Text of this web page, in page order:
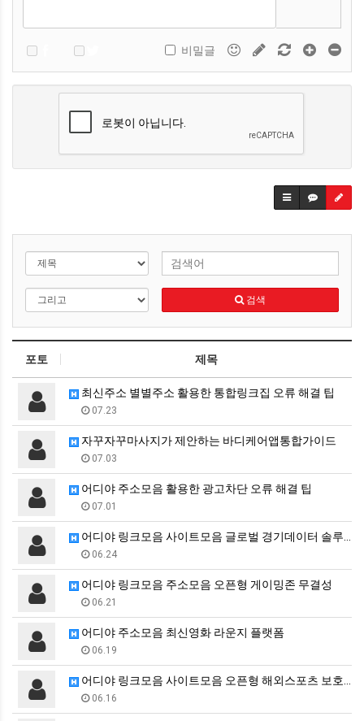
비밀글
검색
포토 제목
최신주소 별별주소 활용한 통합링크집 오류 해결 팁
07.23
자꾸자꾸마사지가 제안하는 바디케어앱통합가이드
07.03
어디야 주소모음 활용한 광고차단 오류 해결 팁
07.01
어디야 링크모음 사이트모음 글로벌 경기데이터 솔루션
06.24
어디야 링크모음 주소모음 오픈형 게이밍존 무결성
06.21
어디야 주소모음 최신영화 라운지 플랫폼
06.19
어디야 링크모음 사이트모음 오픈형 해외스포츠 보호막
06.16